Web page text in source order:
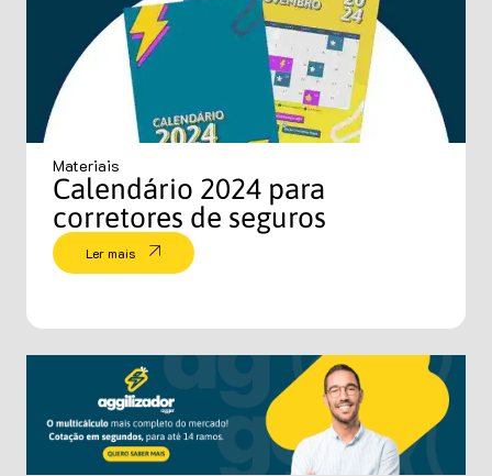
Materiais
Calendário 2024 para
corretores de seguros
Ler mais